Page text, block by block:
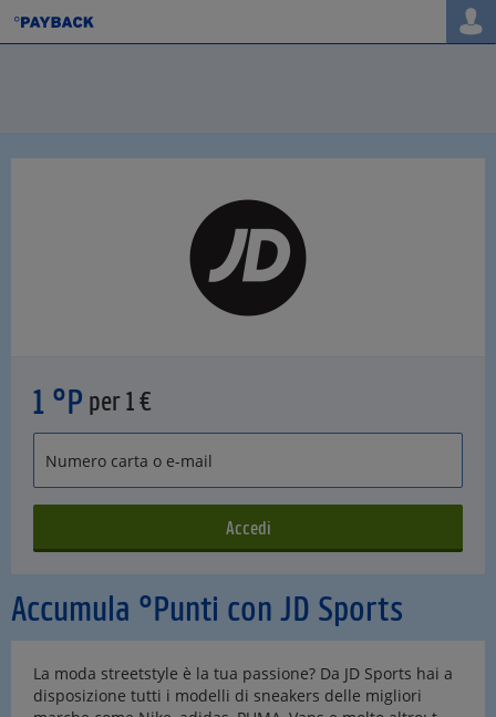
Accumula °Punti con JD Sports
La moda streetstyle è la tua passione? Da JD Sports hai a
disposizione tutti i modelli di sneakers delle migliori
1 °P per 1 €